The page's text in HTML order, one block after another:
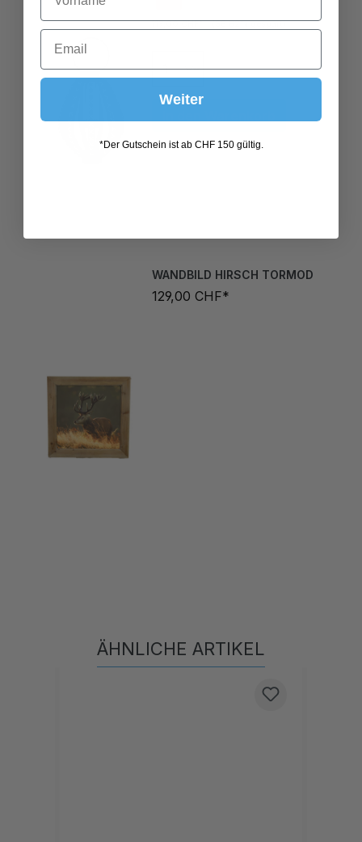
In den Warenkorb
129,00 CHF*
Produktgalerie überspringen
Weiter
*Der Gutschein ist ab CHF 150 gültig.